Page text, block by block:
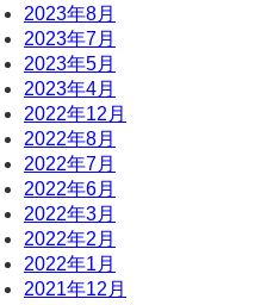
2023年8月
2023年7月
2023年5月
2023年4月
2022年12月
2022年8月
2022年7月
2022年6月
2022年3月
2022年2月
2022年1月
2021年12月